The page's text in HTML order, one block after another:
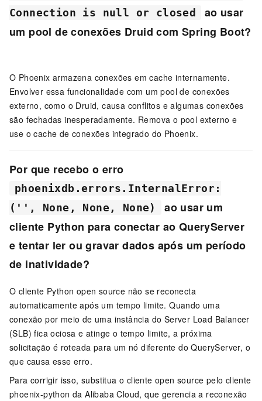
Connection is null or closed
ao usar
um pool de conexões Druid com Spring Boot?
O Phoenix armazena conexões em cache internamente.
Envolver essa funcionalidade com um pool de conexões
externo, como o Druid, causa conflitos e algumas conexões
são fechadas inesperadamente. Remova o pool externo e
use o cache de conexões integrado do Phoenix.
Por que recebo o erro
phoenixdb.errors.InternalError:
('', None, None, None)
ao usar um
cliente Python para conectar ao QueryServer
e tentar ler ou gravar dados após um período
de inatividade?
O cliente Python open source não se reconecta
automaticamente após um tempo limite. Quando uma
conexão por meio de uma instância do Server Load Balancer
(SLB) fica ociosa e atinge o tempo limite, a próxima
solicitação é roteada para um nó diferente do QueryServer, o
que causa esse erro.
Para corrigir isso, substitua o cliente open source pelo cliente
phoenix-python da Alibaba Cloud, que gerencia a reconexão